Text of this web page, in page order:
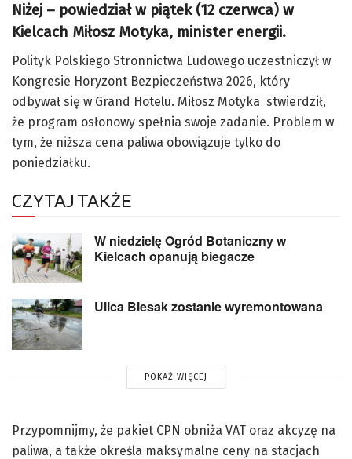
Niżej – powiedział w piątek (12 czerwca) w
Kielcach Miłosz Motyka, minister energii.
Polityk Polskiego Stronnictwa Ludowego uczestniczył w
Kongresie Horyzont Bezpieczeństwa 2026, który
odbywał się w Grand Hotelu. Miłosz Motyka stwierdził,
że program osłonowy spełnia swoje zadanie. Problem w
tym, że niższa cena paliwa obowiązuje tylko do
poniedziałku.
CZYTAJ TAKŻE
W niedzielę Ogród Botaniczny w
Kielcach opanują biegacze
Ulica Biesak zostanie wyremontowana
POKAŻ WIĘCEJ
Przypomnijmy, że pakiet CPN obniża VAT oraz akcyzę na
paliwa, a także określa maksymalne ceny na stacjach